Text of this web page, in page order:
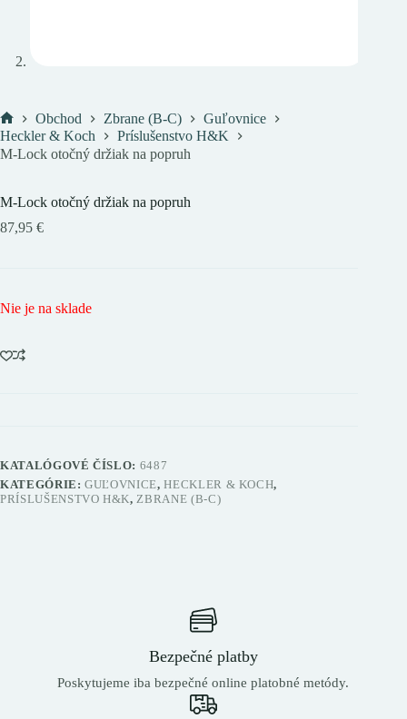
Domov
Obchod Zbrane (B-C)
Guľovnice
Heckler & Koch
Príslušenstvo H&K
M-Lock otočný držiak na popruh
M-Lock otočný držiak na popruh
87,95 €
Nie je na sklade
KATALÓGOVÉ ČÍSLO: 6487
KATEGÓRIE:GUĽOVNICE,HECKLER & KOCH,
PRÍSLUŠENSTVO H&K, ZBRANE (B-C)
Bezpečné platby
Poskytujeme iba bezpečné online platobné metódy.